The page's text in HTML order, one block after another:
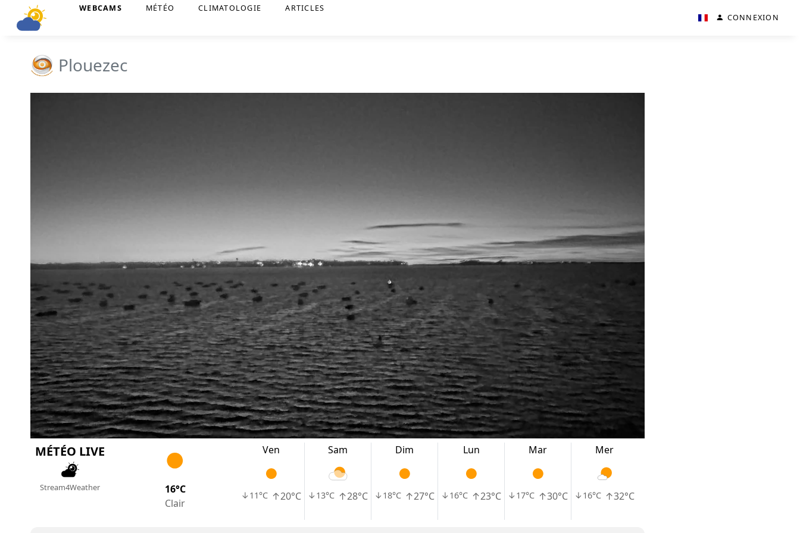
WEBCAMS MÉTÉO CLIMATOLOGIE
ARTICLES
CONNEXION
Plouezec